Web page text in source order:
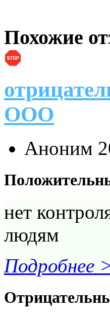
Похожие
ООО
Аноним
нет
людям
Подробнее